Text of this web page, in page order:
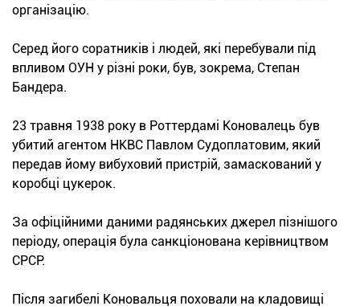
організацію.
Серед його соратників і людей, які перебували під
впливом ОУН у різні роки, був, зокрема, Степан
Бандера.
23 травня 1938 року в Роттердамі Коновалець був
убитий агентом НКВС Павлом Судоплатовим, який
передав йому вибуховий пристрій, замаскований у
коробці цукерок.
За офіційними даними радянських джерел пізнішого
періоду, операція була санкціонована керівництвом
СРСР.
Після загибелі Коновальця поховали на кладовищі